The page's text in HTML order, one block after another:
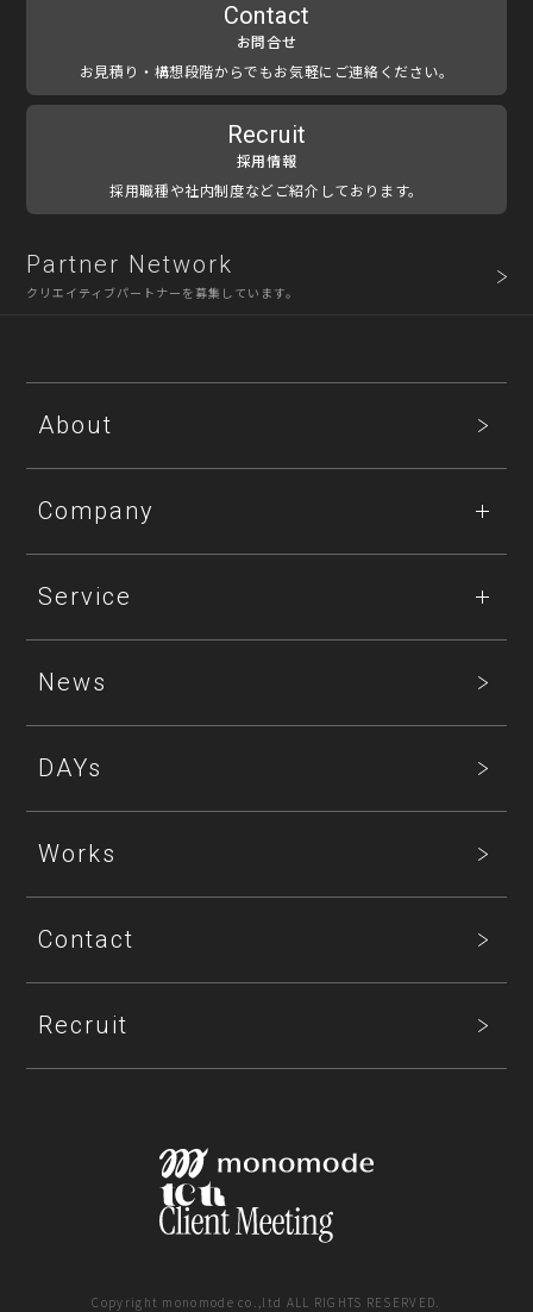
Contact
お問合せ
お見積り・構想段階からでもお気軽にご連絡ください。
Recruit
採用情報
採用職種や社内制度などご紹介しております。
Partner Network
クリエイティブパートナーを募集しています。
About
Company
Service
News
DAYs
Works
Contact
Recruit
Copyright monomode co.,ltd ALL RIGHTS RESERVED.